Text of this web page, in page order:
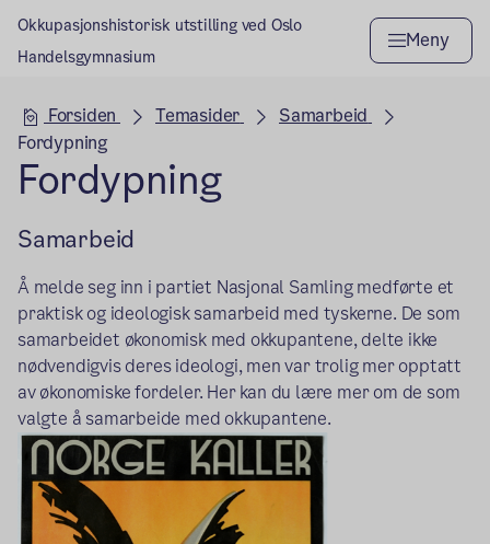
Okkupasjonshistorisk utstilling ved Oslo
Handelsgymnasium
Meny
Hovedseksjon
Forsiden Temasider
Samarbeid
Fordypning
Fordypning
Samarbeid
Å melde seg inn i partiet Nasjonal Samling medførte et
praktisk og ideologisk samarbeid med tyskerne. De som
samarbeidet økonomisk med okkupantene, delte ikke
nødvendigvis deres ideologi, men var trolig mer opptatt
av økonomiske fordeler. Her kan du lære mer om de som
valgte å samarbeide med okkupantene.